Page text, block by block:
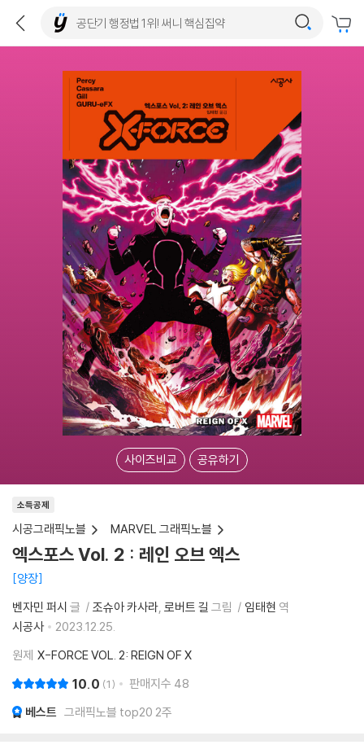
사이즈비교 공유하기
소득공제
시공그래픽노블 MARVEL 그래픽노블
엑스포스 Vol. 2 : 레인 오브 엑스
양장
벤자민 퍼시 글 조슈아 카사라 로버트 길 그림 임태현 역
시공사
2023.12.25.
원제 X-FORCE VOL. 2: REIGN OF X
10.0 1 판매지수 48
베스트 그래픽노블 top20 2주